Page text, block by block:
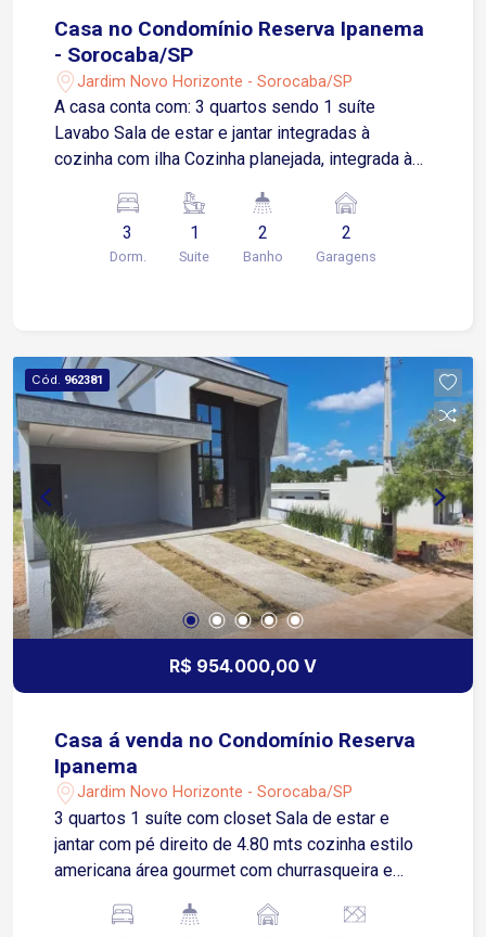
Casa no Condomínio Reserva Ipanema
- Sorocaba/SP
Jardim Novo Horizonte - Sorocaba/SP
A casa conta com: 3 quartos sendo 1 suíte
Lavabo Sala de estar e jantar integradas à
cozinha com ilha Cozinha planejada, integrada à
vaga de garagem com preparação para
carregamento de carro elétrico Quintal com
preparação para instalação de jacuzzi
Infraestrutura pronta para instalação de ar-
condicionado em 4 pontos do imóvel Localizado
no Condomínio Reserva Ipanema, na Avenida
Ipanema, região em constante valorização e com
excelente infraestrutura urbana Fácil acesso à
Rodovia Castelo Branco, facilitando
deslocamento para outras cidades e regiões A
poucos minutos da Avenida Itavuvu, onde se
concentram diversos comércios, supermercados,
farmácias, escolas e serviços essenciais
Condomínio completo, com ampla área verde e
ambiente super arborizado, proporcionando
qualidade de vida e contato com a natureza
3
Dorm.
1
Suite
2
Banho
2
Garagens
Cód. 962381
R$ 954.000,00 V
Casa á venda no Condomínio Reserva
Ipanema
Jardim Novo Horizonte - Sorocaba/SP
3 quartos 1 suíte com closet Sala de estar e
jantar com pé direito de 4.80 mts cozinha estilo
americana área gourmet com churrasqueira e
garagem para 3 carros sendo 1 coberta piscina